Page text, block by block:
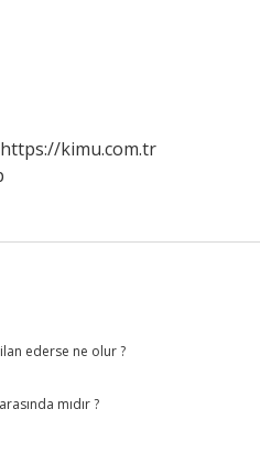
https://kimu.com.tr
ederse ne olur ?
mıdır ?